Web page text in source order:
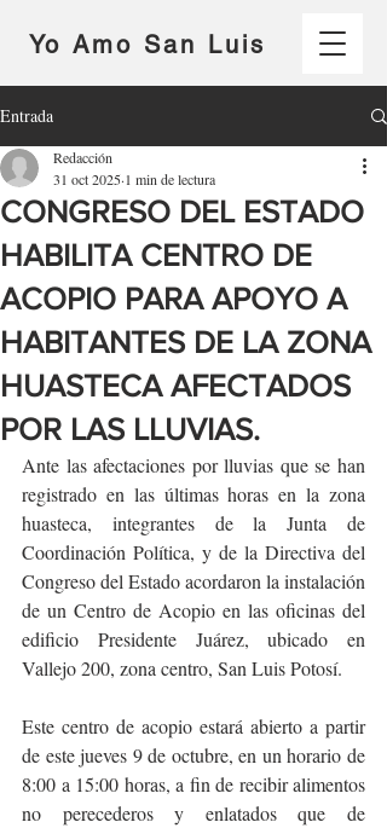
Yo Amo San Luis
Entrada
CONGRESO DEL ESTADO
HABILITA CENTRO DE
ACOPIO PARA APOYO A
HABITANTES DE LA ZONA
HUASTECA AFECTADOS
POR LAS LLUVIAS.
Redacción
31 oct 2025 1 min de lectura
Ante las afectaciones por lluvias que se han
registrado en las últimas horas en la zona
huasteca, integrantes de la Junta de
Coordinación Política, y de la Directiva del
Congreso del Estado acordaron la instalación
de un Centro de Acopio en las oficinas del
edificio Presidente Juárez, ubicado en
Vallejo 200, zona centro, San Luis Potosí.
Este centro de acopio estará abierto a partir
de este jueves 9 de octubre, en un horario de
8:00 a 15:00 horas, a fin de recibir alimentos
no perecederos y enlatados que de